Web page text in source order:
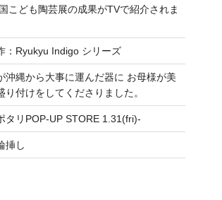
こども陶芸展の成果がTVで紹介されま
：Ryukyu Indigo シリーズ
沖縄から大事に運んだ器に お母様が美
り付けをしてくださりました。
タリPOP-UP STORE 1.31(fri)-
挿し